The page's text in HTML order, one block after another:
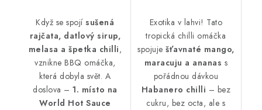
Když se spojísušená
rajčata, datlový sirup,
melasa a špetka chilli,
vznikne BBQ omáčka,
která dobyla svět. A
doslova – 1. místo na
World Hot Sauce
Exotika v lahvi! Tato
tropická chilli omáčka
spojuje šťavnaté mango,
maracuju a ananas s
pořádnou dávkou
Habanero chilli – bez
cukru, bez octa, ale s